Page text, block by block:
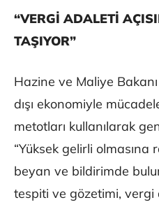
“VERGİ ADALETİ
TAŞIYOR”
Hazine ve Maliye
dışı ekonomiyle
metotları kullanılarak
“Yüksek gelirli
beyan ve bildirimde
tespiti ve gözetimi, vergi